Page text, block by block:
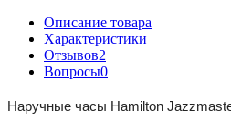
Описание товара
Характеристики
Отзывов2
Вопросы0
Наручные часы Hamilton